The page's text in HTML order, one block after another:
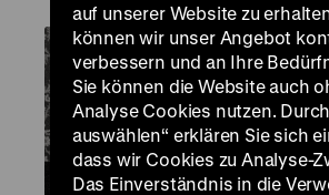
auf unserer Website zu
können wir unser Angebot
verbessern und an Ihre
Sie können die Website auch
Analyse Cookies nutzen.
auswählen“ erklären Sie sich
dass wir Cookies zu Analyse-
Das Einverständnis in die